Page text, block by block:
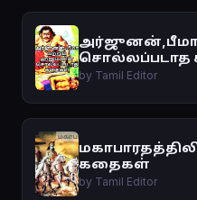
by Tamil Editor
கதைகள்
by Tamil Editor